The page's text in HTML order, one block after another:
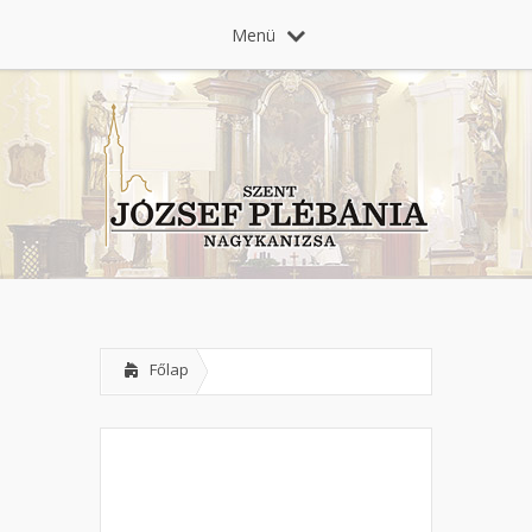
Menü
Főlap